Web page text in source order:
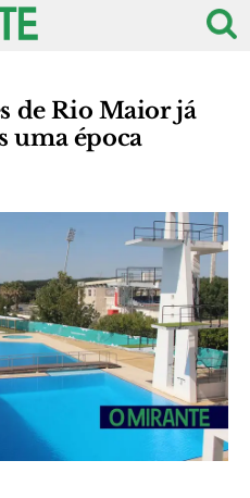
de Rio Maior já
uma época